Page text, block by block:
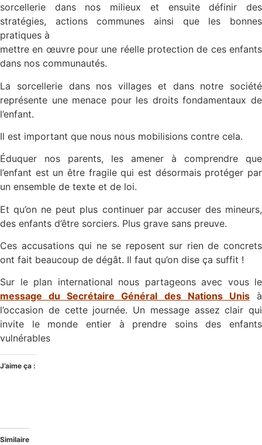
sorcellerie dans nos milieux et ensuite définir des
stratégies, actions communes ainsi que les bonnes
pratiques à
mettre en œuvre pour une réelle protection de ces enfants
dans nos communautés.
La sorcellerie dans nos villages et dans notre société
représente une menace pour les droits fondamentaux de
l’enfant.
Il est important que nous nous mobilisions contre cela.
Éduquer nos parents, les amener à comprendre que
l’enfant est un être fragile qui est désormais protéger par
un ensemble de texte et de loi.
Et qu’on ne peut plus continuer par accuser des mineurs,
des enfants d’être sorciers. Plus grave sans preuve.
Ces accusations qui ne se reposent sur rien de concrets
ont fait beaucoup de dégât. Il faut qu’on dise ça suffit !
Sur le plan international nous partageons avec vous le
message du Secrétaire Général des Nations Unisà
l’occasion de cette journée. Un message assez clair qui
invite le monde entier à prendre soins des enfants
vulnérables
J’aime ça :
Similaire